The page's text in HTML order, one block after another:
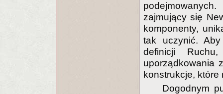
zajmujący się
komponenty,
tak uczynić.
definicji
uporządkowania
konstrukcje, które
Dogodnym